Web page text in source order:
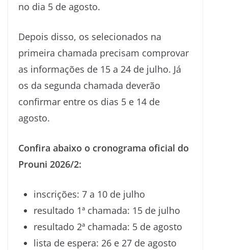
no dia 5 de agosto.
Depois disso, os selecionados na
primeira chamada precisam comprovar
as informações de 15 a 24 de julho. Já
os da segunda chamada deverão
confirmar entre os dias 5 e 14 de
agosto.
Confira abaixo o cronograma oficial do
Prouni 2026/2:
inscrições: 7 a 10 de julho
resultado 1ª chamada: 15 de julho
resultado 2ª chamada: 5 de agosto
lista de espera: 26 e 27 de agosto